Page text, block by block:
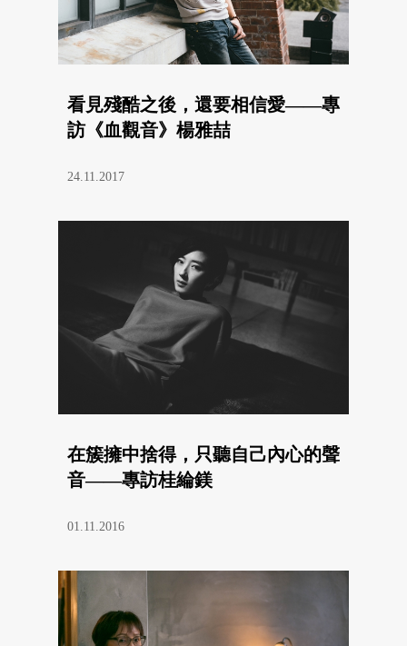
看見殘酷之後，還要相信愛——專
訪《血觀音》楊雅喆
24.11.2017
在簇擁中捨得，只聽自己內心的聲
音——專訪桂綸鎂
01.11.2016